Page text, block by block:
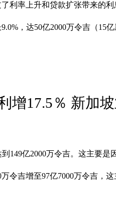
利率上升和贷款扩张带来的
，达50亿2000万令吉（15
增17.5％ 新加
149亿2000万令吉。这主要是
令吉增至97亿7000万令吉，